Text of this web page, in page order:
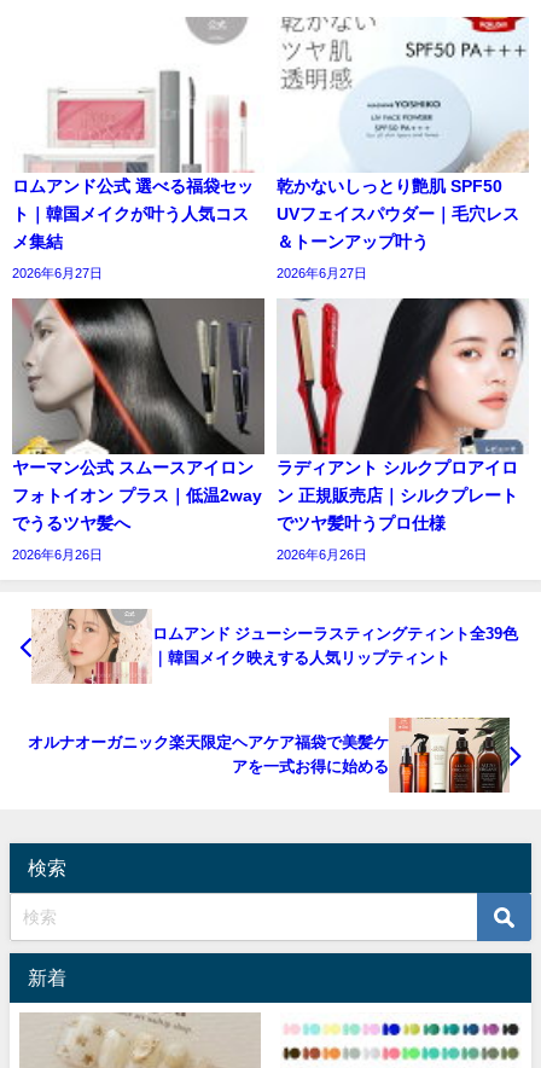
ロムアンド公式 選べる福袋セッ
ト｜韓国メイクが叶う人気コス
メ集結
2026年6月27日
乾かないしっとり艶肌 SPF50
UVフェイスパウダー｜毛穴レス
＆トーンアップ叶う
2026年6月27日
ヤーマン公式 スムースアイロン
フォトイオン プラス｜低温2way
でうるツヤ髪へ
2026年6月26日
ラディアント シルクプロアイロ
ン 正規販売店｜シルクプレート
でツヤ髪叶うプロ仕様
2026年6月26日
ロムアンド ジューシーラスティングティント全39色
｜韓国メイク映えする人気リップティント
オルナオーガニック楽天限定ヘアケア福袋で美髪ケ
アを一式お得に始める
検索
新着